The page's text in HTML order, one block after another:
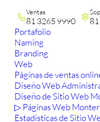
Ventas
81 3265 9990
Portafolio
Naming
Branding
Web
Páginas de ventas
Diseño Web
Diseño de Sitio Web
▷ Páginas Web
Estadísticas de Sitio